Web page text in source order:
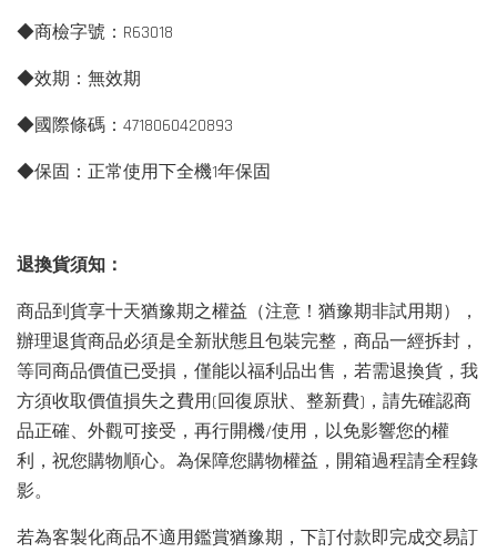
◆商檢字號：R63018
◆效期：無效期
◆國際條碼：4718060420893
◆保固：正常使用下全機1年保固
退換貨須知：
商品到貨享十天猶豫期之權益（注意！猶豫期非試用期），
辦理退貨商品必須是全新狀態且包裝完整，商品一經拆封，
等同商品價值已受損，僅能以福利品出售，若需退換貨，我
方須收取價值損失之費用(回復原狀、整新費)，請先確認商
品正確、外觀可接受，再行開機/使用，以免影響您的權
利，祝您購物順心。為保障您購物權益，開箱過程請全程錄
影。
若為客製化商品不適用鑑賞猶豫期，下訂付款即完成交易訂